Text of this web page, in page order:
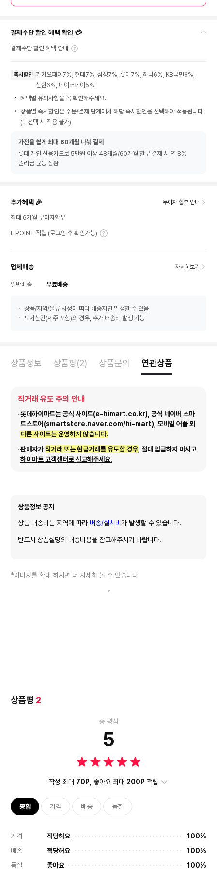
결제수단 할인 혜택 확인 💳
결제수단 할인 혜택 안내
즉시할인 카카오페이7%, 현대7%, 삼성7%, 롯데7%, 하나6%, KB국민6%,
신한6%, 네이버페이5%
혜택별 유의사항을 꼭 확인해주세요.
상품별 즉시할인은 주문/결제 단계에서 해당 즉시할인을 선택해야 적용됩니다.
(미선택 시 적용 불가)
가전을 쉽게 최대 60개월 나눠 결제
롯데 개인 신용카드로 5만원 이상 48개월/60개월 할부 결제 시 연 8%
원리금 균등 상환
추가혜택 🎉 무이자 할부 안내
최대 6개월 무이자할부
L.POINT 적립 (로그인 후 확인가능)
업체배송 자세히보기
일반배송 무료배송
상품/지역/물류 사정에 따라 배송지연 발생할 수 있음
도서산간(제주 포함)의 경우, 추가 배송비 발생 가능
상품정보 상품평(2) 상품문의 연관상품
직거래 유도 주의 안내
롯데하이마트는 공식 사이트(e-himart.co.kr), 공식 네이버 스마
트스토어(smartstore.naver.com/hi-mart), 모바일 어플 외
다른 사이트는 운영하지 않습니다.
판매자가직거래 또는 현금거래를 유도할 경우 , 절대 입금하지 마시고
하이마트 고객센터로 신고해주세요.
상품정보 공지
상품 배송비는 지역에 따라 배송/설치비 가 발생할 수 있습니다.
반드시 상품설명의 배송비용을 참고해주시기 바랍니다.
*이미지를 확대 하시면 더 자세히 볼 수 있습니다.
상품평 2
총 평점
5
작성 최대 70P , 좋아요 최대 200P 적립
종합 가격 배송 품질
가격 적당해요
100%
배송
적당해요
100%
품질
좋아요 100%